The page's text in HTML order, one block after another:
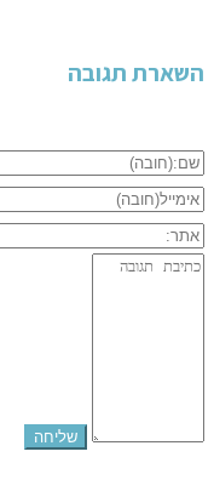
השארת תגובה